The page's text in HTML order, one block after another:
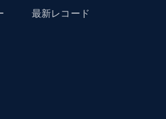
最新レコード